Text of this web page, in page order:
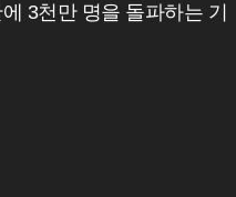
3천만 명을 돌파하는 기